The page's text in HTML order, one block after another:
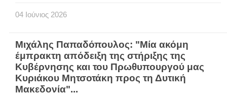
04 Ιούνιος 2026
Μιχάλης Παπαδόπουλος: "Μία ακόμη
έμπρακτη απόδειξη της στήριξης της
Κυβέρνησης και του Πρωθυπουργού μας
Κυριάκου Μητσοτάκη προς τη Δυτική
Μακεδονία"...